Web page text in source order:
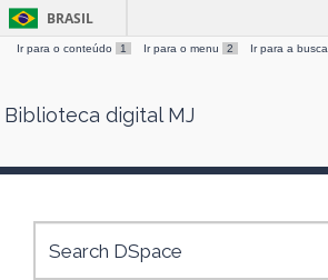
Skip
BRASIL
Ir para o conteúdo 1 Ir para o menu 2 Ir para a busca
Biblioteca digital MJ